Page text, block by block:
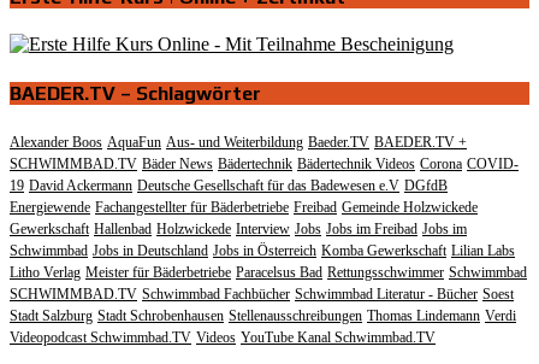
BAEDER.TV – Schlagwörter
Alexander Boos AquaFun Aus- und Weiterbildung Baeder.TV BAEDER.TV +
SCHWIMMBAD.TV Bäder News Bädertechnik Bädertechnik Videos Corona COVID-
19 David Ackermann Deutsche Gesellschaft für das Badewesen e.V DGfdB
Energiewende Fachangestellter für Bäderbetriebe Freibad Gemeinde Holzwickede
Gewerkschaft Hallenbad Holzwickede Interview Jobs Jobs im Freibad Jobs im
Schwimmbad Jobs in Deutschland Jobs in Österreich Komba Gewerkschaft Lilian Labs
Litho Verlag Meister für Bäderbetriebe Paracelsus Bad Rettungsschwimmer Schwimmbad
SCHWIMMBAD.TV Schwimmbad Fachbücher Schwimmbad Literatur - Bücher Soest
Stadt Salzburg Stadt Schrobenhausen Stellenausschreibungen Thomas Lindemann Verdi
Videopodcast Schwimmbad.TV Videos YouTube Kanal Schwimmbad.TV